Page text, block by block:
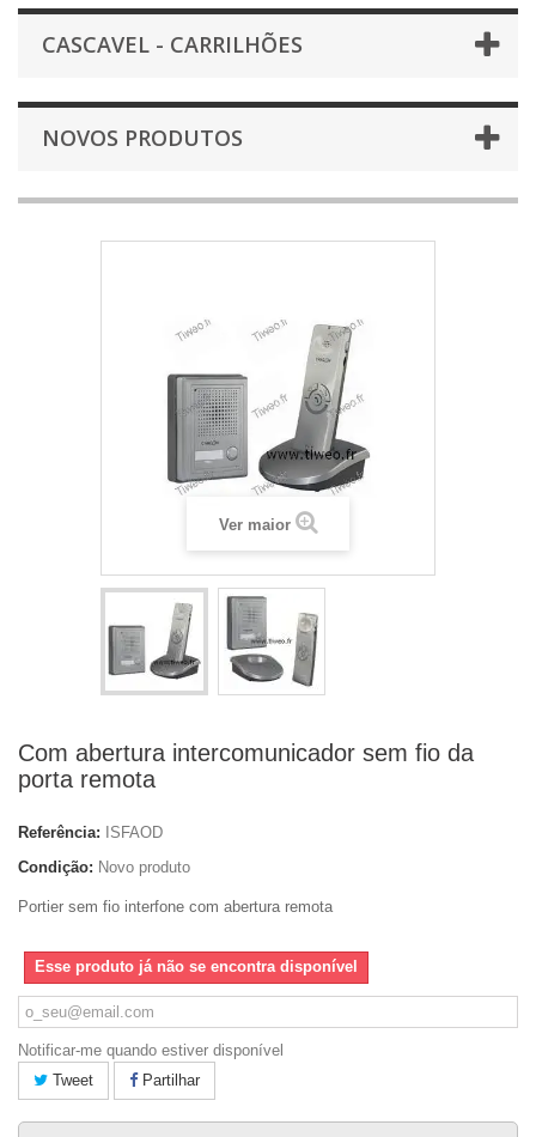
CASCAVEL - CARRILHÕES
NOVOS PRODUTOS
Ver maior
Com abertura intercomunicador sem fio da
porta remota
Referência:
ISFAOD
Condição: Novo produto
Portier sem fio interfone com abertura remota
Esse produto já não se encontra disponível
Notificar-me quando estiver disponível
Tweet
Partilhar